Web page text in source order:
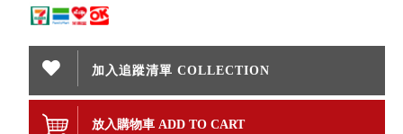
加入追蹤清單 COLLECTION
放入購物車 ADD TO CART